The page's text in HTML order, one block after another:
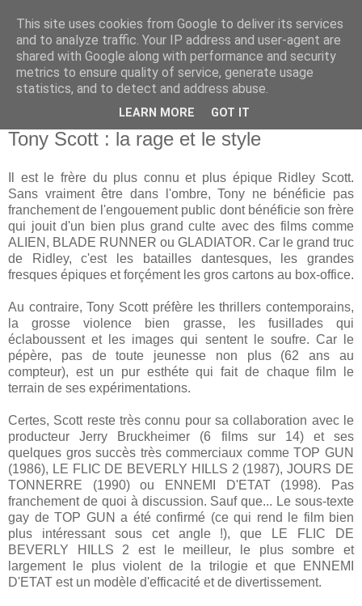
Tony Scott : la rage et le style
Il est le frère du plus connu et plus épique Ridley Scott.
Sans vraiment être dans l'ombre, Tony ne bénéficie pas
franchement de l'engouement public dont bénéficie son frère
qui jouit d'un bien plus grand culte avec des films comme
ALIEN, BLADE RUNNER ou GLADIATOR. Car le grand truc
de Ridley, c'est les batailles dantesques, les grandes
fresques épiques et forçément les gros cartons au box-office.
Au contraire, Tony Scott préfère les thrillers contemporains,
la grosse violence bien grasse, les fusillades qui
éclaboussent et les images qui sentent le soufre. Car le
pépère, pas de toute jeunesse non plus (62 ans au
compteur), est un pur esthéte qui fait de chaque film le
terrain de ses expérimentations.
Certes, Scott reste très connu pour sa collaboration avec le
producteur Jerry Bruckheimer (6 films sur 14) et ses
quelques gros succès très commerciaux comme TOP GUN
(1986), LE FLIC DE BEVERLY HILLS 2 (1987), JOURS DE
TONNERRE (1990) ou ENNEMI D'ETAT (1998). Pas
franchement de quoi à discussion. Sauf que... Le sous-texte
gay de TOP GUN a été confirmé (ce qui rend le film bien
plus intéressant sous cet angle !), que LE FLIC DE
BEVERLY HILLS 2 est le meilleur, le plus sombre et
largement le plus violent de la trilogie et que ENNEMI
D'ETAT est un modèle d'efficacité et de divertissement.
This site uses cookies from Google to deliver its services
and to analyze traffic. Your IP address and user-agent are
shared with Google along with performance and security
metrics to ensure quality of service, generate usage
statistics, and to detect and address abuse.
LEARN MORE GOT IT